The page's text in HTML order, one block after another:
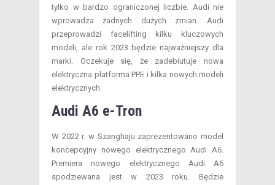
tylko w bardzo ograniczonej liczbie. Audi nie
wprowadza żadnych dużych zmian. Audi
przeprowadzi facelifting kilku kluczowych
modeli, ale rok 2023 będzie najważniejszy dla
marki. Oczekuje się, że zadebiutuje nowa
elektryczna platforma PPE i kilka nowych modeli
elektrycznych.
Audi A6 e-Tron
W 2022 r. w Szanghaju zaprezentowano model
koncepcyjny nowego elektrycznego Audi A6.
Premiera nowego elektrycznego Audi A6
spodziewana jest w 2023 roku. Będzie